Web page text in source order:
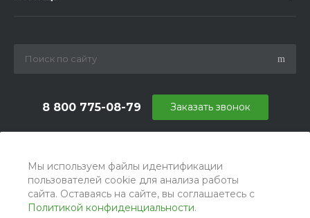
Мы используем файлы идентификации
пользователей cookie для анализа работы
сайта. Оставаясь на сайте, вы соглашаетесь с
Политикой конфиденциальности.
8 800 775-08-79
г. Москва, БЦ Вятский, ул. Вятская д.70, офис 715
Заказать звонок